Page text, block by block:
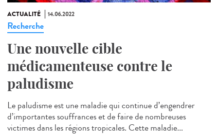
ACTUALITÉ 14.06.2022
Recherche
Une nouvelle cible
médicamenteuse contre le
paludisme
Le paludisme est une maladie qui continue d’engendrer
d’importantes souffrances et de faire de nombreuses
victimes dans les régions tropicales. Cette maladie...